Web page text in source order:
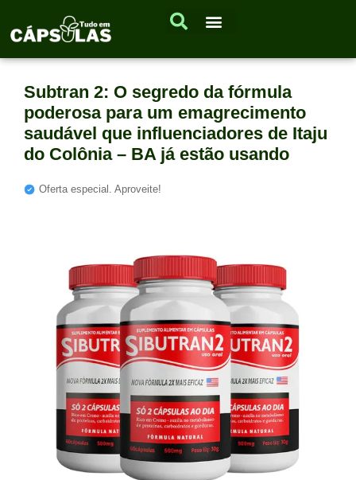
Subtran 2: O segredo da fórmula
poderosa para um emagrecimento
saudável que influenciadores de Itaju
do Colônia – BA já estão usando
Oferta especial. Aproveite!